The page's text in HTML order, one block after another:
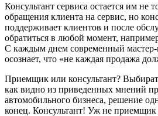
Консультант сервиса остается им не
обращения клиента на сервис, но
поддерживает клиентов и после
обратиться в любой момент,
С каждым днем современный мастер-
осознает, что «не каждая продажа
Приемщик или консультант?
как видно из приведенных мнений
автомобильного бизнеса, решение
конец. Консультант! Уж не приемщик